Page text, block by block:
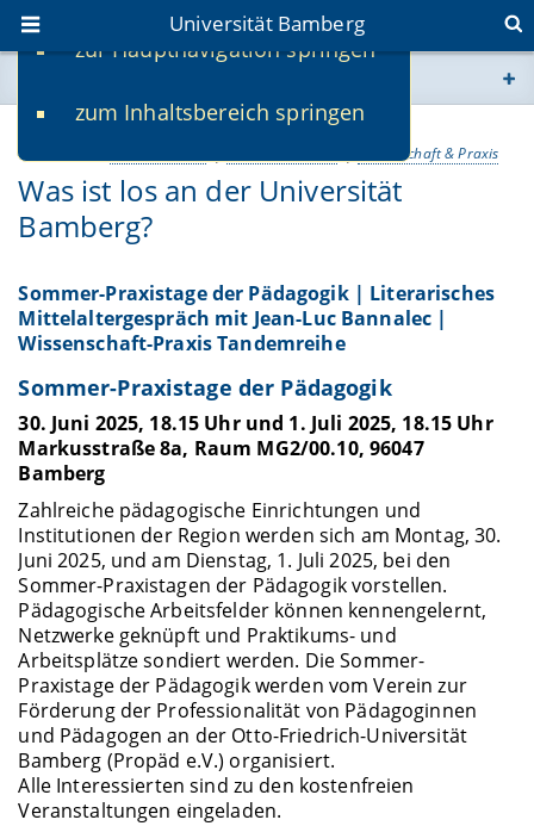
zur Hauptnavigation springen
zum Inhaltsbereich springen
Universität Bamberg
www.uni-bamberg.de
univis.uni-bamberg.de
25.06.2025 Wissenschaft & Praxis
Was ist los an der Universität
Bamberg?
Sommer-Praxistage der Pädagogik | Literarisches
Mittelaltergespräch mit Jean-Luc Bannalec |
Wissenschaft-Praxis Tandemreihe
Sommer-Praxistage der Pädagogik
30. Juni 2025, 18.15 Uhr und 1. Juli 2025, 18.15 Uhr
Markusstraße 8a, Raum MG2/00.10, 96047
Bamberg
Zahlreiche pädagogische Einrichtungen und
Institutionen der Region werden sich am Montag, 30.
Juni 2025, und am Dienstag, 1. Juli 2025, bei den
Sommer-Praxistagen der Pädagogik vorstellen.
Pädagogische Arbeitsfelder können kennengelernt,
Netzwerke geknüpft und Praktikums- und
Arbeitsplätze sondiert werden. Die Sommer-
Praxistage der Pädagogik werden vom Verein zur
Förderung der Professionalität von Pädagoginnen
und Pädagogen an der Otto-Friedrich-Universität
Bamberg (Propäd e.V.) organisiert.
Alle Interessierten sind zu den kostenfreien
Veranstaltungen eingeladen.